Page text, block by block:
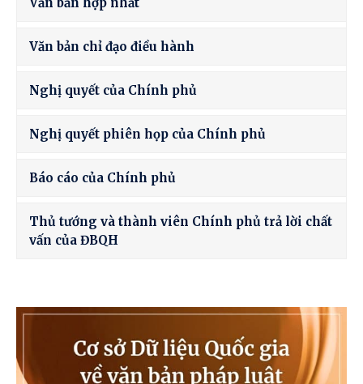
Văn bản chỉ đạo điều hành
Nghị quyết của Chính phủ
Nghị quyết phiên họp của Chính phủ
Báo cáo của Chính phủ
Thủ tướng và thành viên Chính phủ trả lời chất
vấn của ĐBQH